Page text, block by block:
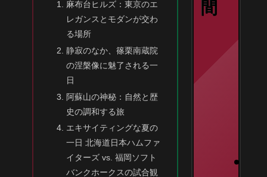
麻布台ヒルズ：東京のエ
レガンスとモダンが交わ
る場所
静寂のなか、篠栗南蔵院
の涅槃像に魅了される一
日
阿蘇山の神秘：自然と歴
史の調和する旅
エキサイティングな夏の
一日 北海道日本ハムファ
イターズ vs. 福岡ソフト
バンクホークスの試合観
間